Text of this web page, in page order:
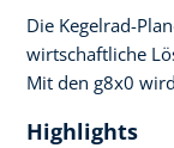
Die Kegelrad-
wirtschaftliche
Mit den g8x0
Highlights